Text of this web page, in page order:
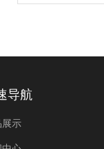
导航
展示